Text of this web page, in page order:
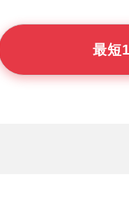
最短